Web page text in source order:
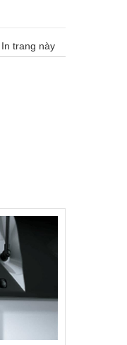
In trang này